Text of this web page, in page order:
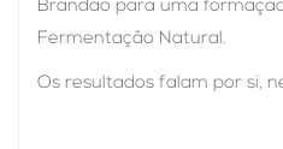
Brandão para uma
Fermentação Natural.
Os resultados falam por si,